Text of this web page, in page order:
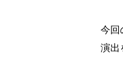
今回
演出